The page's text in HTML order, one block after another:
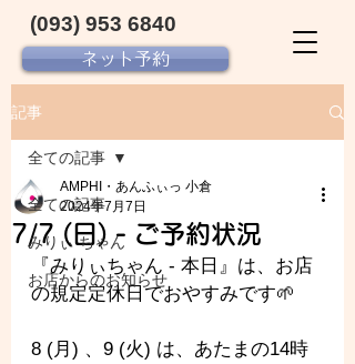
ネット予約
(093) 953 6840‬
記事
全ての記事
みりぃ ちゃん
お店からのお知らせ
全ての記事
7/7 (日) - ご予約状況
AMPHI・あんふぃっ 小倉
2024年7月7日
『みりぃちゃん - 本日』は、お店
の規定定休日でおやすみです🌱
8 (月) 、9 (火) は、あたまの14時